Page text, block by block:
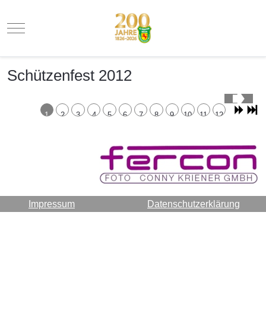
Mobile Menu Toggle
Schützenfest 2012
1 2 3 4 5 6 7 8 9 10 11 12
Impressum Datenschutzerklärung